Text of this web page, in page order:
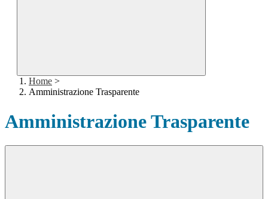
Home >
Amministrazione Trasparente
Amministrazione Trasparente